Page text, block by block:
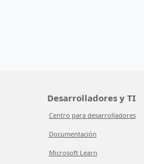
Desarrolladores y TI
Centro para desarrolladores
Documentación
Microsoft Learn